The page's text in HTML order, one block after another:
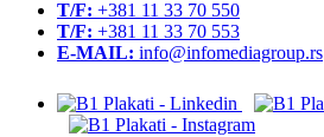
T/F: +381 11 33 70 550
T/F: +381 11 33 70 553
E-MAIL: info@infomediagroup.rs